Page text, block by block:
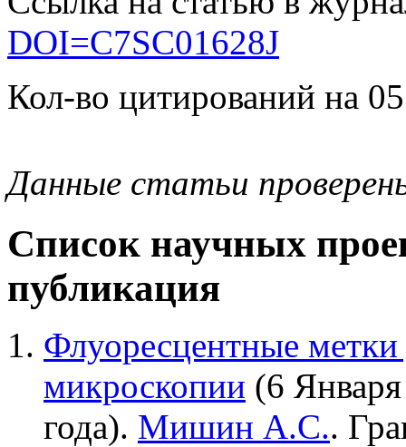
DOI=C7SC01628J
Кол-во цитирований на
Данные статьи
Список научных
публикация
Флуоресцентные
микроскопии (6
года). Мишин А.С..